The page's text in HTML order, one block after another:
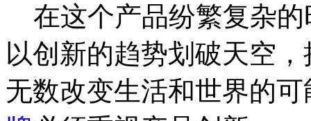
在这个产品纷繁复杂的
以创新的趋势划破天空
无数改变生活和世界的